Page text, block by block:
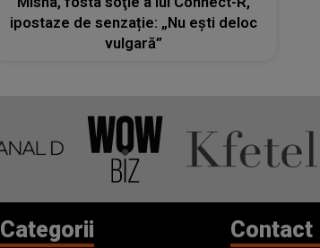
ipostaze de senzație: „Nu ești deloc
vulgară”
Categorii Contact